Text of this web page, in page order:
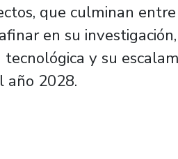
que culminan
en su
y su
año 2028.